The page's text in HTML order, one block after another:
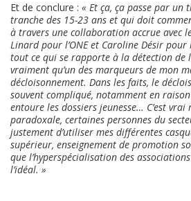
Et de conclure : « Et ça, ça passe par un
tranche des 15-23 ans et qui doit
à travers une collaboration accrue avec
Linard pour l’ONE et Caroline Désir
tout ce qui se rapporte à la détection de
vraiment qu’un des marqueurs de mon
décloisonnement. Dans les faits, le
souvent compliqué, notamment en
entoure les dossiers jeunesse… C’est vrai
paradoxale, certaines personnes du
justement d’utiliser mes différentes
supérieur, enseignement de promotion
que l’hyperspécialisation des
l’idéal. »